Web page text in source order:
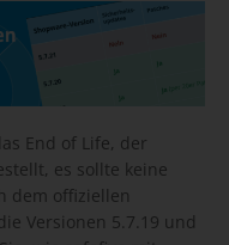
End of Life, der
es sollte keine
dem offiziellen
Versionen 5.7.19 und